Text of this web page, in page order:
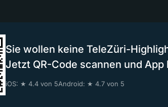
Sie wollen keine TeleZüri-
Jetzt QR-Code scannen und
iOS: ★ 4.4 von 5Android: ★ 4.7 von 5